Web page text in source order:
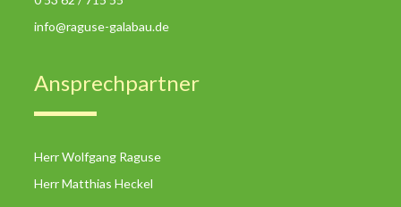
info@raguse-galabau.de
Ansprechpartner
Herr Wolfgang Raguse
Herr Matthias Heckel